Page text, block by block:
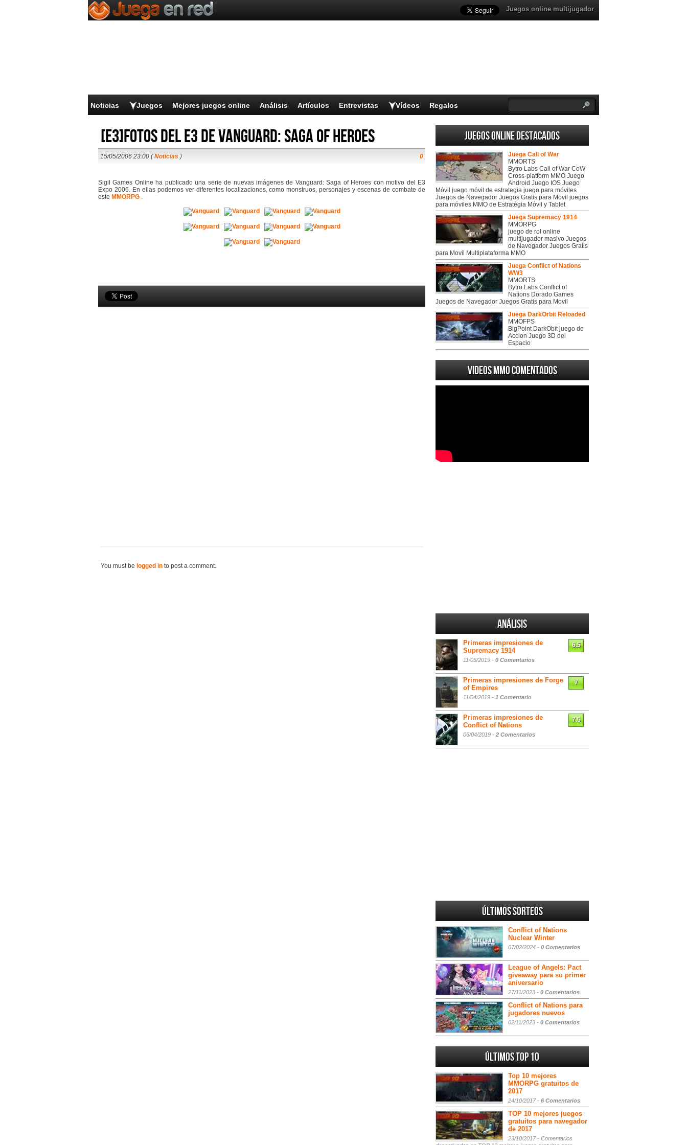
Juegos online multijugador
Noticias Juegos Mejores juegos online Análisis Artículos Entrevistas Vídeos Regalos
[E3]Fotos del E3 de Vanguard: Saga of Heroes
15/05/2006 23:00 (Noticias ) 0
Sigil Games Online ha publicado una serie de nuevas imágenes de Vanguard: Saga of Heroes con motivo del E3
Expo 2006. En ellas podemos ver diferentes localizaciones, como monstruos, personajes y escenas de combate de
este MMORPG .
You must be logged in to post a comment.
Juegos online destacados
Juega Call of War
MMORTS
Bytro Labs Call of War CoW
Cross-platform MMO Juego
Android Juego IOS Juego
Móvil juego móvil de estrategia juego para móviles
Juegos de Navegador Juegos Gratis para Movil juegos
para móviles MMO de Estratégia Móvil y Tablet
Juega Supremacy 1914
MMORPG
juego de rol online
multijugador masivo Juegos
de Navegador Juegos Gratis
para Movil Multiplataforma MMO
Juega Conflict of Nations
WW3
MMORTS
Bytro Labs Conflict of
Nations Dorado Games
Juegos de Navegador Juegos Gratis para Movil
Juega DarkOrbit Reloaded
MMOFPS
BigPoint DarkObit juego de
Accion Juego 3D del
Espacio
Videos MMO Comentados
Análisis
Primeras impresiones de
Supremacy 1914
11/05/2019 - 0 Comentarios
6.5
Primeras impresiones de Forge
of Empires
11/04/2019 - 1 Comentario
7
Primeras impresiones de
Conflict of Nations
06/04/2019 - 2 Comentarios
7.5
Últimos sorteos
Conflict of Nations
Nuclear Winter
07/02/2024 - 0 Comentarios
League of Angels: Pact
giveaway para su primer
aniversario
27/11/2023 - 0 Comentarios
Conflict of Nations para
jugadores nuevos
02/11/2023 - 0 Comentarios
Últimos Top 10
Top 10 mejores
MMORPG gratuitos de
2017
24/10/2017 - 6 Comentarios
TOP 10 mejores juegos
gratuitos para navegador
de 2017
23/10/2017 - Comentarios